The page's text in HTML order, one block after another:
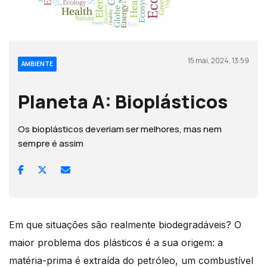
AMBIENTE 15 mai, 2024, 13:59
Planeta A: Bioplásticos
Os bioplásticos deveriam ser melhores, mas nem
sempre é assim
Em que situações são realmente biodegradáveis? O
maior problema dos plásticos é a sua origem: a
matéria-prima é extraída do petróleo, um combustível